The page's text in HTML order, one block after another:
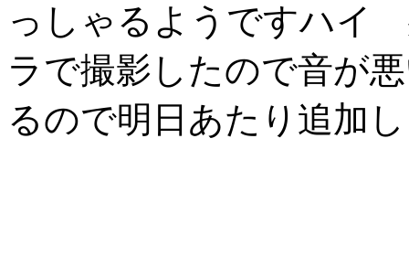
っしゃるようですハイ
ラで撮影したので音
るので明日あたり追加